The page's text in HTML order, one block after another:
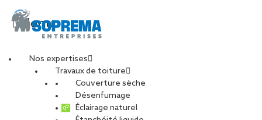
Menu
Nos expertises
Travaux de toiture
Couverture sèche
Désenfumage
Éclairage naturel
PHOTOS LINGAT 2